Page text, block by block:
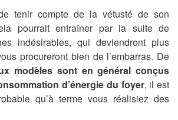
tenir compte de la vétusté de son
pourrait entraîner par la suite de
indésirables, qui deviendront plus
procureront bien de l’embarras. De
modèles sont en général conçus
d’énergie du foyer, il est
qu’à terme vous réalisiez des